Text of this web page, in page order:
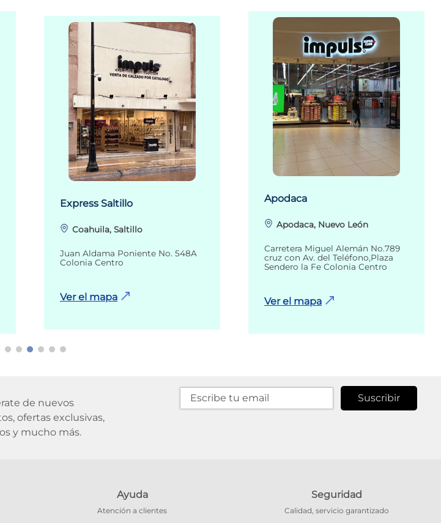
Express Saltillo
Coahuila, Saltillo
Juan Aldama Poniente No. 548A
Colonia Centro
Ver el mapa
Apodaca
Apodaca, Nuevo León
Carretera Miguel Alemán No.789
cruz con Av. del Teléfono,Plaza
Sendero la Fe Colonia Centro
Ver el mapa
de nuevos
ofertas exclusivas,
y mucho más.
Suscribir
Ayuda
Atención a clientes
Seguridad
Calidad, servicio garantizado